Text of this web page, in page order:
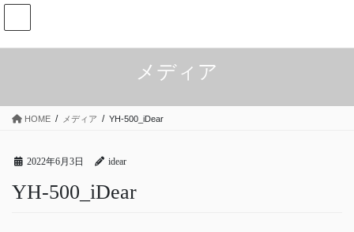
コ
ス
ナ
ン
メディア
HOME メディア YH-500_iDear
2022年6月3日 idear
YH-500_iDear